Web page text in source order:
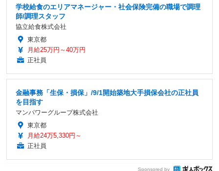
学校給食のエリアマネージャー・社会保険完備の職場で調理
師/調理スタッフ
協立給食株式会社
東京都
月給25万円～40万円
正社員
金融事務「生保・損保」/9/1開始築地大手損保会社の正社員
を目指す
マンパワーグループ株式会社
東京都
月給24万5,330円～
正社員
Sponsored by